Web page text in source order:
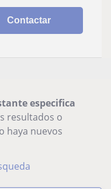
Contactar
especifica
resultados o
haya nuevos